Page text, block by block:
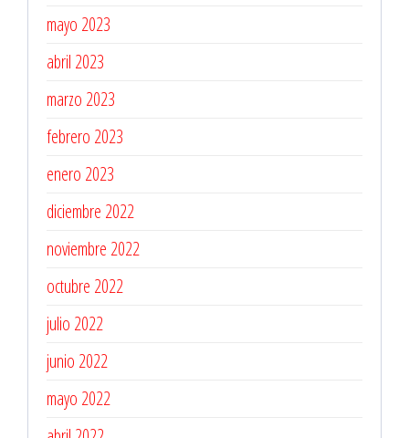
mayo 2023
abril 2023
marzo 2023
febrero 2023
enero 2023
diciembre 2022
noviembre 2022
octubre 2022
julio 2022
junio 2022
mayo 2022